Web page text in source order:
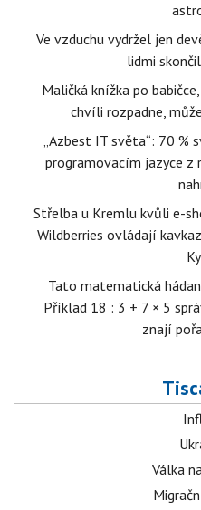
Ve vzduchu vydržel jen
lidmi
Maličká knížka po
chvíli rozpadne,
„Azbest IT světa“: 70 %
programovacím jazyce z
Střelba u Kremlu kvůli e-
Wildberries ovládají
Tato matematická
Příklad 18 : 3 + 7 × 5
znají
Válka